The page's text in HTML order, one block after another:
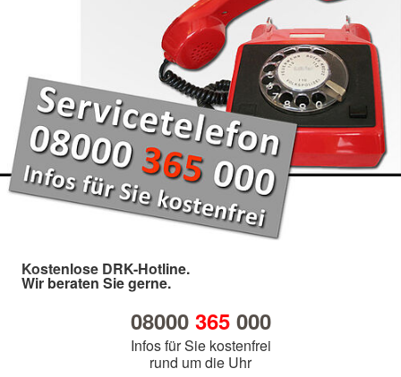
Kostenlose DRK-Hotline.
Wir beraten Sie gerne.
08000 365000
Infos für Sie kostenfrei
rund um die Uhr